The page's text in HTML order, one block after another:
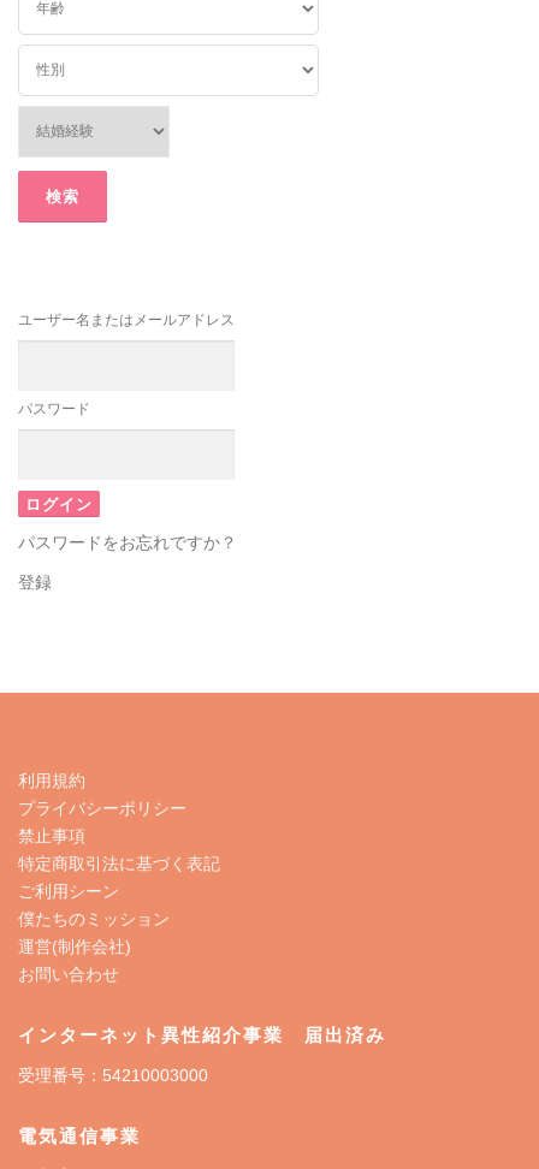
ユーザー名またはメールアドレス
パスワード
パスワードをお忘れですか？
登録
利用規約
プライバシーポリシー
禁止事項
特定商取引法に基づく表記
ご利用シーン
僕たちのミッション
運営(制作会社)
お問い合わせ
インターネット異性紹介事業 届出済み
受理番号：54210003000
電気通信事業